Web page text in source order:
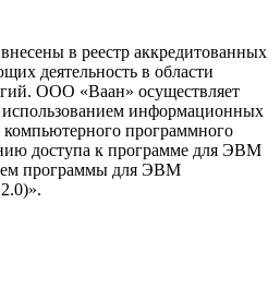
в реестр аккредитованных
деятельность в области
ООО «Ваан» осуществляет
использованием информационных
компьютерного программного
доступа к программе для ЭВМ
программы для ЭВМ